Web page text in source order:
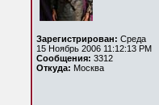
Зарегистрирован: Среда
15 Ноябрь 2006 11:12:13 PM
Сообщения: 3312
Откуда: Москва